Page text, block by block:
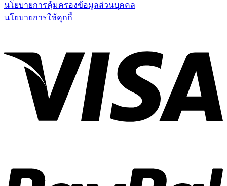
นโยบายการคุ้มครองข้อมูลส่วนบุคคล
นโยบายการใช้คุกกี้